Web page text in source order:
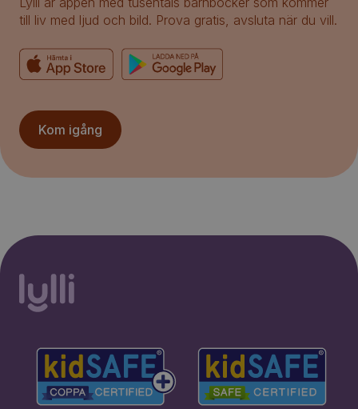
till liv med ljud och bild. Prova gratis, avsluta när du vill.
Kom igång